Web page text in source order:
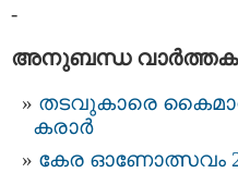
-
അനുബന്ധ
തടവുകാരെ
കരാര്‍
കേര ഓണോത്സവം